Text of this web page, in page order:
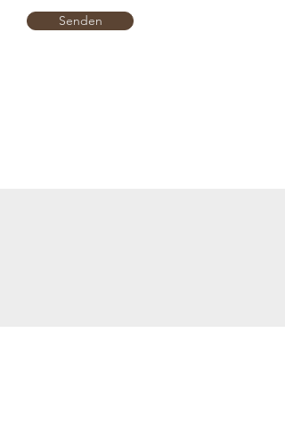
Senden